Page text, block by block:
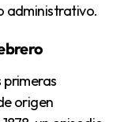
administrativo.
origen